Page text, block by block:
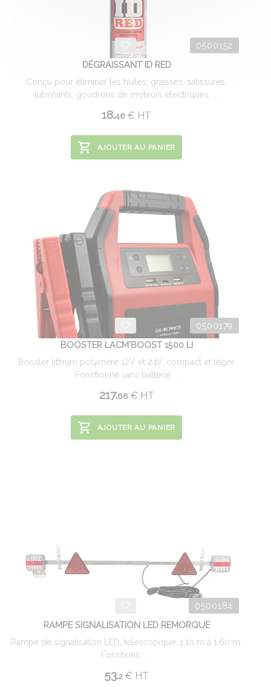
0500152
DÉGRAISSANT ID RED
Conçu pour éliminer les huiles, graisses, salissures,
lubrifiants, goudrons de moteurs électriques, ...
18.46 € HT
AJOUTER AU PANIER
0500179
BOOSTER LACM'BOOST 1500 LI
Booster lithium polymère 12V et 24V, compact et léger.
Fonctionne sans batterie ...
217.68 €HT
AJOUTER AU PANIER
0500184
RAMPE SIGNALISATION LED REMORQUE
Rampe de signalisation LED, télescopique, 1,10 m à 1,60 m.
Fonctions : ...
53.2 € HT